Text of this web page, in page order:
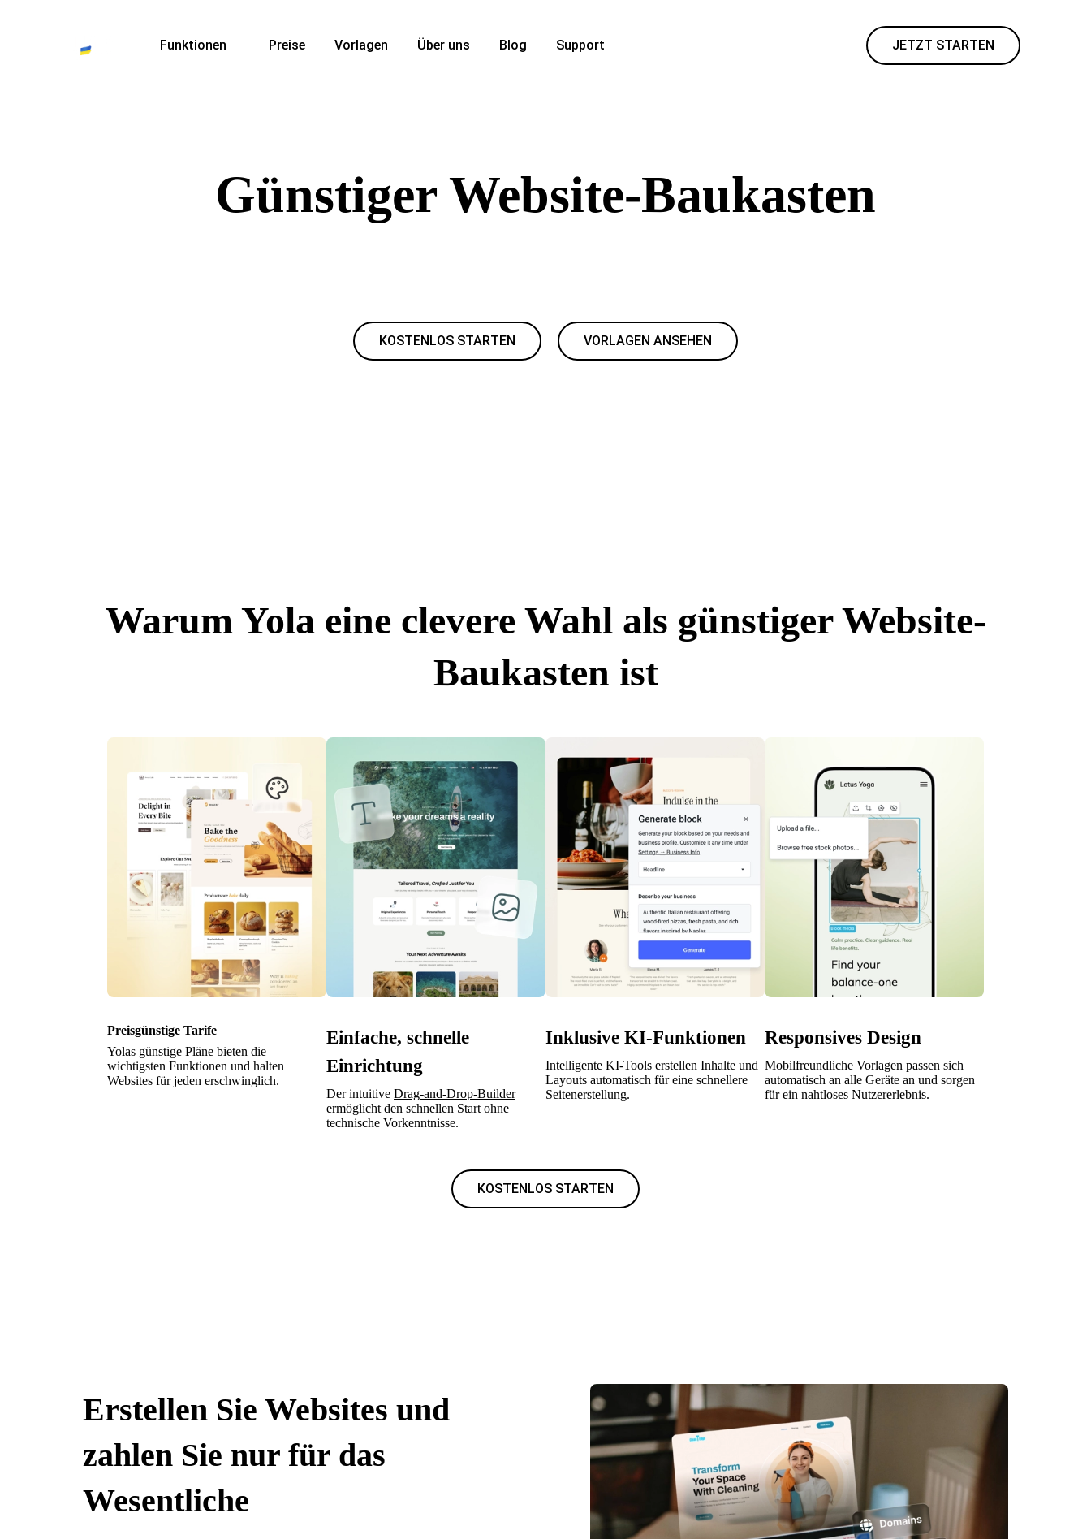
Funktionen Preise Vorlagen Über uns Blog Support JETZT STARTEN
Günstiger Website-Baukasten
KOSTENLOS STARTEN VORLAGEN ANSEHEN
Warum Yola eine clevere Wahl als günstiger Website-
Baukasten ist
Preisgünstige Tarife
Yolas günstige Pläne bieten die
wichtigsten Funktionen und halten
Websites für jeden erschwinglich.
Einfache, schnelle
Einrichtung
Der intuitive Drag-and-Drop-Builder
ermöglicht den schnellen Start ohne
technische Vorkenntnisse.
Inklusive KI-Funktionen
Intelligente KI-Tools erstellen Inhalte und
Layouts automatisch für eine schnellere
Seitenerstellung.
Responsives Design
Mobilfreundliche Vorlagen passen sich
automatisch an alle Geräte an und sorgen
für ein nahtloses Nutzererlebnis.
KOSTENLOS STARTEN
Erstellen Sie Websites und
zahlen Sie nur für das
Wesentliche